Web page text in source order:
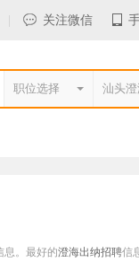
关注微信
息。最好的澄海出纳招聘信